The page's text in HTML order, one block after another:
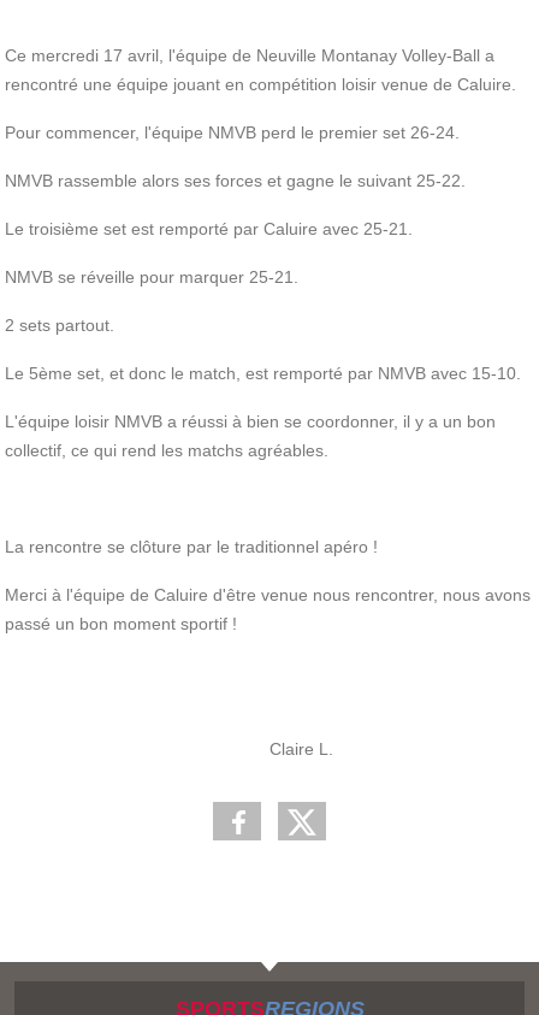
Ce mercredi 17 avril, l'équipe de Neuville Montanay Volley-Ball a
rencontré une équipe jouant en compétition loisir venue de Caluire.
Pour commencer, l'équipe NMVB perd le premier set 26-24.
NMVB rassemble alors ses forces et gagne le suivant 25-22.
Le troisième set est remporté par Caluire avec 25-21.
NMVB se réveille pour marquer 25-21.
2 sets partout.
Le 5ème set, et donc le match, est remporté par NMVB avec 15-10.
L'équipe loisir NMVB a réussi à bien se coordonner, il y a un bon
collectif, ce qui rend les matchs agréables.
La rencontre se clôture par le traditionnel apéro !
Merci à l'équipe de Caluire d'être venue nous rencontrer, nous avons
passé un bon moment sportif !
Claire L.
SPORTSREGIONS